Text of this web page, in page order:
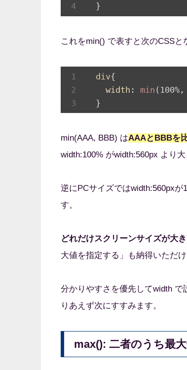
  }
これをmin() で表すと次のCSSと
div{
width : min
  }
min(AAA, BBB) はAAAとBBBを
width:100% がwidth:560px より
逆にPCサイズではwidth:560px
す。
どれだけスクリーンサイズが大
大値を指定する」も納得いただけ
分かりやすさを優先してwidth
りあえず次にすすみます。
max(): 二者のうち最